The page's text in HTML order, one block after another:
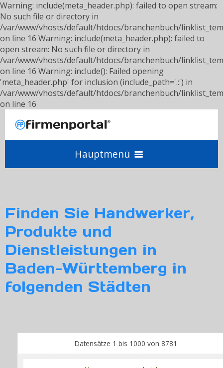
Warning: include(meta_header.php): failed to open stream:
No such file or directory in
/var/www/vhosts/default/htdocs/branchenbuch/
on line 16 Warning: include(meta_header.php): failed to
open stream: No such file or directory in
/var/www/vhosts/default/htdocs/branchenbuch/
on line 16 Warning: include(): Failed opening
'meta_header.php' for inclusion (include_path='.:') in
/var/www/vhosts/default/htdocs/branchenbuch/
on line 16
Hauptmenü
Anbieter werden
Login
Finden Sie Handwerker,
Produkte und
Dienstleistungen in
Baden-Württemberg in
folgenden Städten
Datensätze 1 bis 1000 von 8781